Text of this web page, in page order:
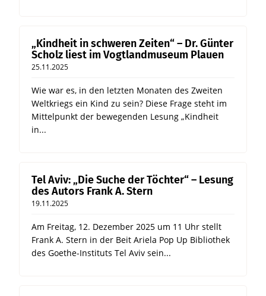
„Kindheit in schweren Zeiten“ – Dr. Günter
Scholz liest im Vogtlandmuseum Plauen
25.11.2025
Wie war es, in den letzten Monaten des Zweiten
Weltkriegs ein Kind zu sein? Diese Frage steht im
Mittelpunkt der bewegenden Lesung „Kindheit
in...
Tel Aviv: „Die Suche der Töchter“ – Lesung
des Autors Frank A. Stern
19.11.2025
Am Freitag, 12. Dezember 2025 um 11 Uhr stellt
Frank A. Stern in der Beit Ariela Pop Up Bibliothek
des Goethe-Instituts Tel Aviv sein...